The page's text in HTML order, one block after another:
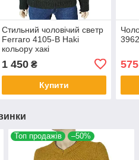
Стильний чоловічий светр
Ferraro 4105-B Haki
кольору хакі
1 450₴
Купити
575
Топ продажів –50%